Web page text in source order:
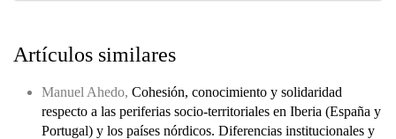
Artículos similares
Manuel Ahedo, Cohesión, conocimiento y solidaridad
respecto a las periferias socio-territoriales en Iberia (España y
Portugal) y los países nórdicos. Diferencias institucionales y